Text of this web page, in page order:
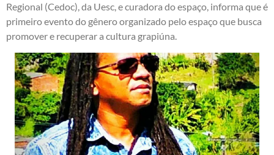
Regional (Cedoc), da Uesc, e curadora do espaço, informa que é
primeiro evento do gênero organizado pelo espaço que busca
promover e recuperar a cultura grapiúna.